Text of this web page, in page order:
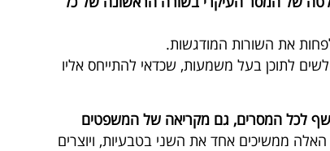
את השורות המודגשות.
לתוכן בעל משמעות, שכדאי להתייחס אליו
לכל המסרים, גם מקריאה של המשפטים
ממשיכים אחד את השני בטבעיות, ויוצרים